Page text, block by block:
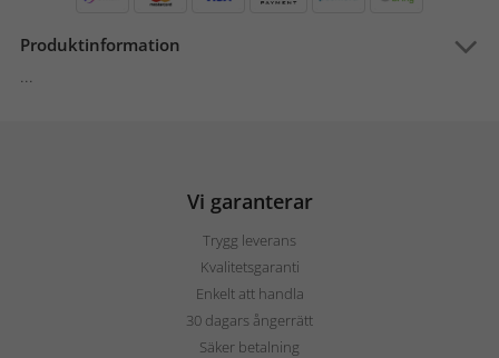
Produktinformation
...
Vi garanterar
Trygg leverans
Kvalitetsgaranti
Enkelt att handla
30 dagars ångerrätt
Säker betalning